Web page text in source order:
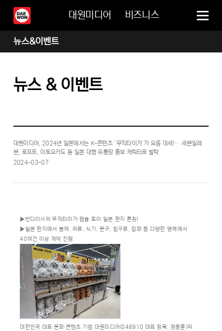
대원미디어 비즈니스
뉴스&이벤트
뉴스 & 이벤트
대원미디어, 2024년 일본에서는 K-콘텐츠 ‘무직타이거’가 요즘 대세!… 세븐일레
븐, 로프트, 이토요카도 등 일본 대형 유통망 홍보 캐릭터로 발탁
2024-03-07
▶반다이사의 무직타이거 캡슐 토이 일본 현지 론칭!
▶일본 현지에서 봉제, 의류, 식기, 문구, 침구류, 잡화 등 다양한 영역에서
40여건 이상 계약 진행
대한민국 대표 문화∙콘텐츠 기업 대원미디어(048910 대표 정욱, 정동훈)의